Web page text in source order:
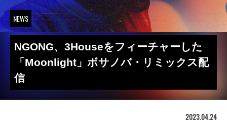
NEWS
NGONG、3Houseをフィーチャーした
「Moonlight」ボサノバ・リミックス配
信
2023.04.24